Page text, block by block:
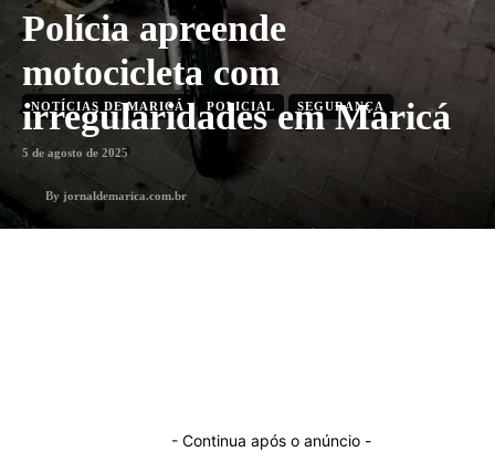
Polícia apreende
motocicleta com
irregularidades em Maricá
NOTÍCIAS DE MARICÁ POLICIAL SEGURANÇA
5 de agosto de 2025
By jornaldemarica.com.br
- Continua após o anúncio -